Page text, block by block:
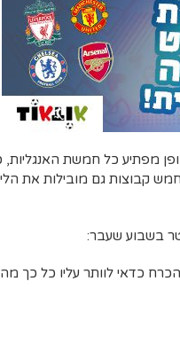
מפתיע כל חמשת האנגליות,
קבוצות גם מובילות את
בשבוע שעבר:
כדאי לוותר עליו כל כך